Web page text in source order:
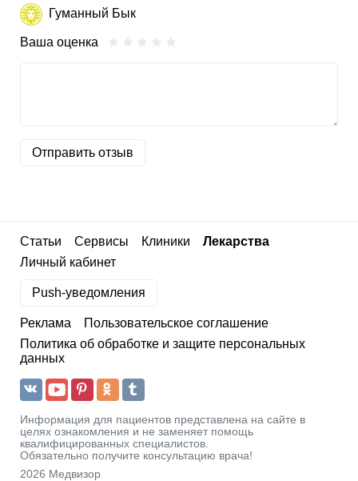
Гуманный Бык
Ваша оценка
Отправить отзыв
Статьи Сервисы Клиники
Лекарства
Личный кабинет
Push-уведомления
Реклама
Пользовательское соглашение
Политика об обработке и защите персональных
данных
2026 Медвизор
Информация для пациентов представлена на сайте в
целях ознакомления и не заменяет помощь
квалифицированных специалистов.
Обязательно получите консультацию врача!